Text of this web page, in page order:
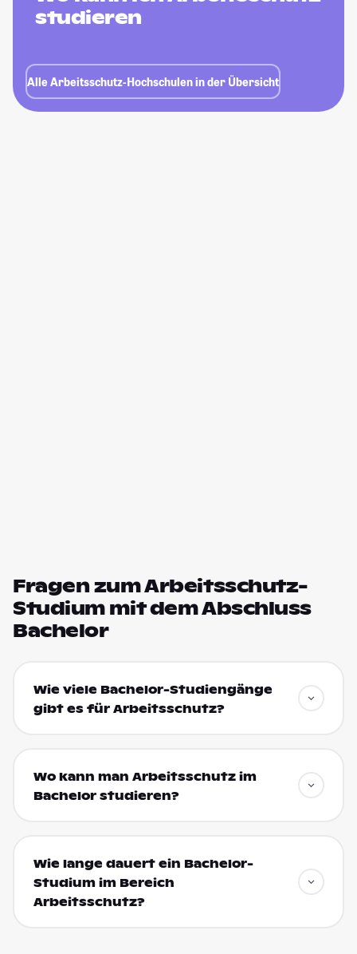
studieren
Alle Arbeitsschutz-Hochschulen in der Übersicht
Fragen zum Arbeitsschutz-
Studium mit dem Abschluss
Bachelor
Wie viele Bachelor-Studiengänge
gibt es für Arbeitsschutz?
Wo kann man Arbeitsschutz im
Bachelor studieren?
Wie lange dauert ein Bachelor-
Studium im Bereich
Arbeitsschutz?